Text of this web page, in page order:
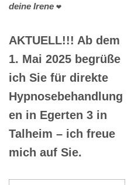
deine Irene ❤️
AKTUELL!!! Ab dem
1. Mai 2025 begrüße
ich Sie für direkte
Hypnosebehandlung
en in Egerten 3 in
Talheim – ich freue
mich auf Sie.